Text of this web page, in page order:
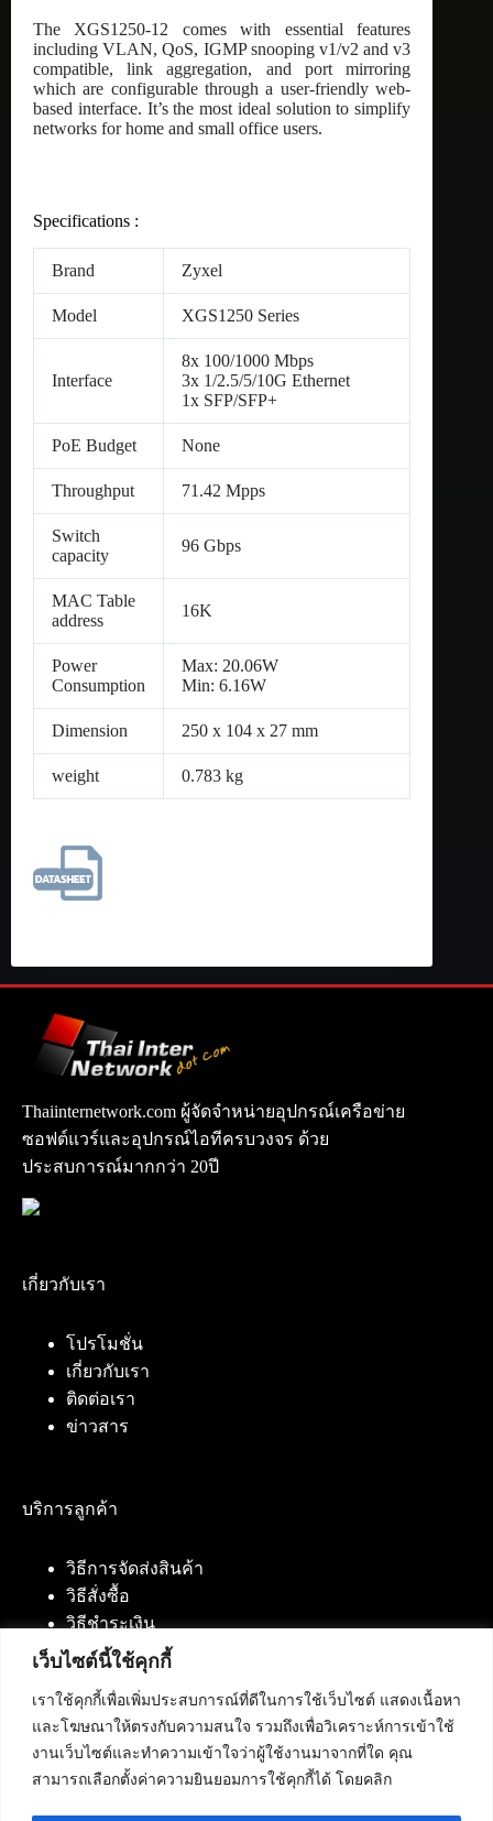
เว็บไซต์นี้ใช้คุกกี้
เราใช้คุกกี้เพื่อเพิ่มประสบการณ์ที่ดีในการใช้เว็บไซต์ แสดงเนื้อหา
และโฆษณาให้ตรงกับความสนใจ รวมถึงเพื่อวิเคราะห์การเข้าใช้
งานเว็บไซต์และทำความเข้าใจว่าผู้ใช้งานมาจากที่ใด คุณ
สามารถเลือกตั้งค่าความยินยอมการใช้คุกกี้ได้ โดยคลิก
The XGS1250-12 comes with essential features
including VLAN, QoS, IGMP snooping v1/v2 and v3
compatible, link aggregation, and port mirroring
which are configurable through a user-friendly web-
based interface. It’s the most ideal solution to simplify
networks for home and small office users.
Specifications :
Brand Zyxel
Model XGS1250 Series
Interface
8x 100/1000 Mbps
3x 1/2.5/5/10G Ethernet
1x SFP/SFP+
PoE Budget None
Throughput 71.42 Mpps
Switch
capacity
96 Gbps
MAC Table
address
16K
Power
Consumption
Max: 20.06W
Min: 6.16W
Dimension 250 x 104 x 27 mm
weight 0.783 kg
Thaiinternetwork.com ผู้จัดจำหน่ายอุปกรณ์เครือข่าย
ซอฟต์แวร์และอุปกรณ์ไอทีครบวงจร ด้วย
ประสบการณ์มากกว่า 20ปี
เกี่ยวกับเรา
โปรโมชั่น
เกี่ยวกับเรา
ติดต่อเรา
ข่าวสาร
บริการลูกค้า
วิธีการจัดส่งสินค้า
วิธีสั่งซื้อ
วิธีชำระเงิน
ติดต่อเรา
บริษัท เน็ทฟิวชั่น คอมมิวนิเคชั่น จำกัด 420/94 ถนน
นัมเบอร์วัน-ราม 2 แขวงดอกไม้, เขตประเวศ